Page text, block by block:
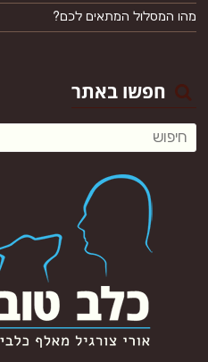
מהו המסלול המתאים לכם?
חפשו באתר